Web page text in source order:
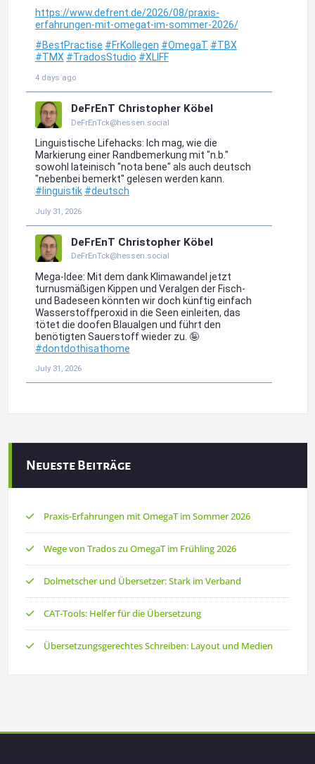
Neueste Beiträge
Praxis-Erfahrungen mit OmegaT im Sommer 2026
Wege von Trados zu OmegaT im Frühling 2026
Dolmetscher und Übersetzer: Stark im Verband
CAT-Tools: Helfer für die Übersetzung
Übersetzungsgerechtes Schreiben: Layout und Medien